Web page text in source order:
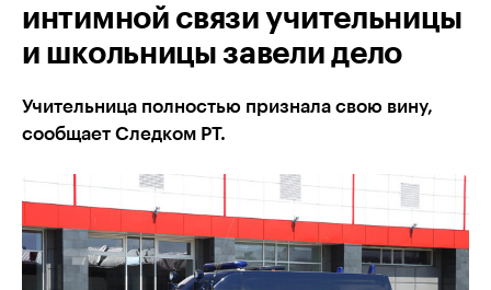
интимной связи учительницы
и школьницы завели дело
Учительница полностью признала свою вину,
сообщает Следком РТ.